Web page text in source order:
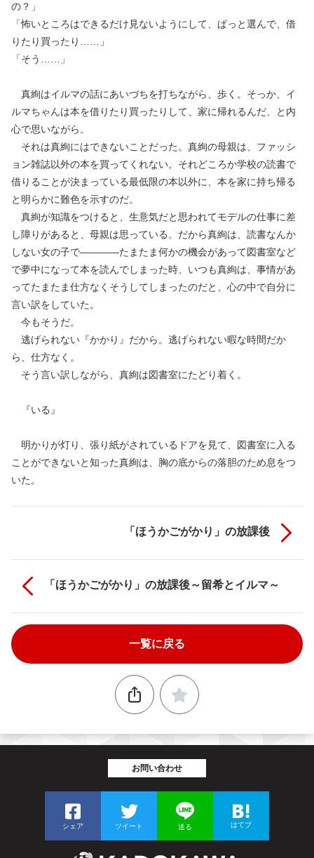
の？」
「怖いところはできるだけ見ないようにして、ぱっと選んで、借
りたり買ったり……」
「そう……」
真絢はイルマの話にあいづちを打ちながら、歩く。そっか、イ
ルマちゃんは本を借りたり買ったりして、家に帰れるんだ、と内
心で思いながら。
それは真絢にはできないことだった。真絢の母親は、ファッシ
ョン雑誌以外の本を買ってくれない。それどころか学校の読書で
借りることが決まっている最低限の本以外に、本を家に持ち帰る
と明らかに難色を示すのだ。
真絢が知識をつけると、生意気だと思われてモデルの仕事に差
し障りがあると、母親は思っている。だから真絢は、読書なんか
しない女の子で――――たまたま何かの機会があって図書室など
で夢中になって本を読んでしまった時、いつも真絢は、事情があ
ってたまたま仕方なくそうしてしまったのだと、心の中で自分に
言い訳をしていた。
今もそうだ。
逃げられない『かかり』だから。逃げられない暇な時間だか
ら、仕方なく。
そう言い訳しながら、真絢は図書室にたどり着く。
『いる』
明かりが灯り、張り紙がされているドアを見て、図書室に入る
ことができないと知った真絢は、胸の底からの落胆のため息をつ
いた。
「ほうかごがかり」の放課後
「ほうかごがかり」の放課後～留希とイルマ～
一覧に戻る
お問い合わせ
シェア ツイート 送る はてブ